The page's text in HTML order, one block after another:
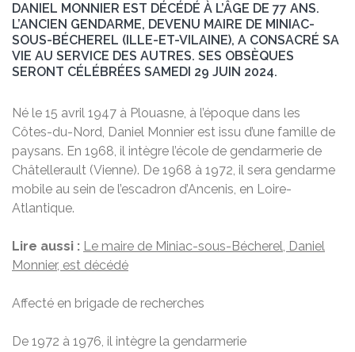
DANIEL MONNIER EST DÉCÉDÉ À L’ÂGE DE 77 ANS.
L’ANCIEN GENDARME, DEVENU MAIRE DE MINIAC-
SOUS-BÉCHEREL (ILLE-ET-VILAINE), A CONSACRÉ SA
VIE AU SERVICE DES AUTRES. SES OBSÈQUES
SERONT CÉLÉBRÉES SAMEDI 29 JUIN 2024.
Né le 15 avril 1947 à Plouasne, à l’époque dans les
Côtes-du-Nord, Daniel Monnier est issu d’une famille de
paysans. En 1968, il intègre l’école de gendarmerie de
Châtellerault (Vienne). De 1968 à 1972, il sera gendarme
mobile au sein de l’escadron d’Ancenis, en Loire-
Atlantique.
Lire aussi : Le maire de Miniac-sous-Bécherel, Daniel
Monnier, est décédé
Affecté en brigade de recherches
De 1972 à 1976, il intègre la gendarmerie